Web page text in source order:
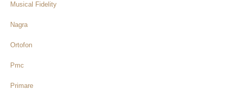
Musical Fidelity
Nagra
Ortofon
Pmc
Primare